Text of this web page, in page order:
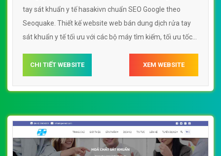
tay sát khuẩn y tế hasakivn chuẩn SEO Google theo
Seoquake. Thiết kế website web bán dung dịch rửa tay
sát khuẩn y tế tối ưu với các bộ máy tìm kiếm, tối ưu tốc
người dùng lướt website web bán dung dịch rửa tay sát
khuẩn y tế hasakivn
CHI TIẾT WEBSITE XEM WEBSITE